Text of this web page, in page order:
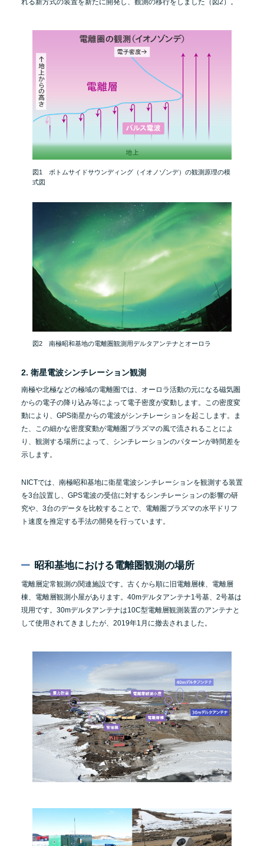
れる新方式の装置を新たに開発し、観測の移行をしました（図2）。
図1 ボトムサイドサウンディング（イオノゾンデ）の観測原理の模
式図
図2 南極昭和基地の電離圏観測用デルタアンテナとオーロラ
2. 衛星電波シンチレーション観測
南極や北極などの極域の電離圏では、オーロラ活動の元になる磁気圏
からの電子の降り込み等によって電子密度が変動します。この密度変
動により、GPS衛星からの電波がシンチレーションを起こします。ま
た、この細かな密度変動が電離圏プラズマの風で流されることによ
り、観測する場所によって、シンチレーションのパターンが時間差を
示します。
NICTでは、南極昭和基地に衛星電波シンチレーションを観測する装置
を3台設置し、GPS電波の受信に対するシンチレーションの影響の研
究や、3台のデータを比較することで、電離圏プラズマの水平ドリフ
ト速度を推定する手法の開発を行っています。
昭和基地における電離圏観測の場所
電離層定常観測の関連施設です。古くから順に旧電離層棟、電離層
棟、電離層観測小屋があります。40mデルタアンテナ1号基、2号基は
現用です。30mデルタアンテナは10C型電離層観測装置のアンテナと
して使用されてきましたが、2019年1月に撤去されました。